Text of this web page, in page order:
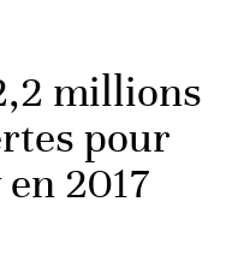
millions
pour
2017